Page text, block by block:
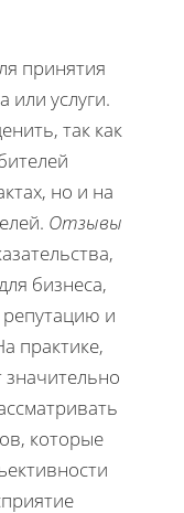
принятия
или услуги.
так как
но и на
Отзывы
бизнеса,
и
практике,
которые